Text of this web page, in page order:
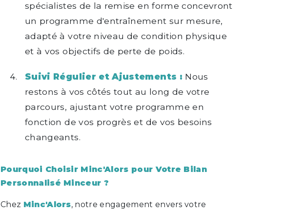
spécialistes de la remise en forme concevront
un programme d'entraînement sur mesure,
adapté à votre niveau de condition physique
et à vos objectifs de perte de poids.
Suivi Régulier et Ajustements : Nous
restons à vos côtés tout au long de votre
parcours, ajustant votre programme en
fonction de vos progrès et de vos besoins
changeants.
Pourquoi Choisir Minc'Alors pour Votre Bilan
Personnalisé Minceur ?
Chez Minc'Alors, notre engagement envers votre